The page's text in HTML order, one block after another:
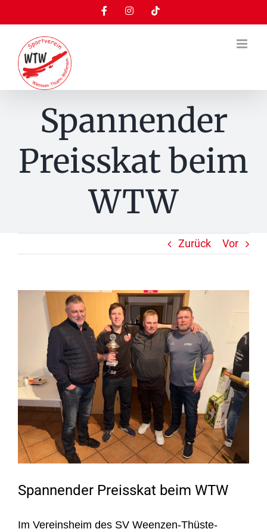
Inhalt
springen
FacebookInstagramTiktok
Spannender
Preisskat beim
WTW
Zurück Vor
Zeige
grösseres
Spannender Preisskat beim WTW
Im Vereinsheim des SV Weenzen-Thüste-